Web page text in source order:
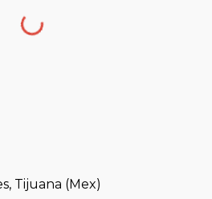
Tijuana (Mex)